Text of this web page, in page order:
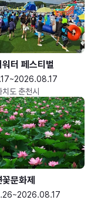
터 페스티벌
도 춘천시
문화제